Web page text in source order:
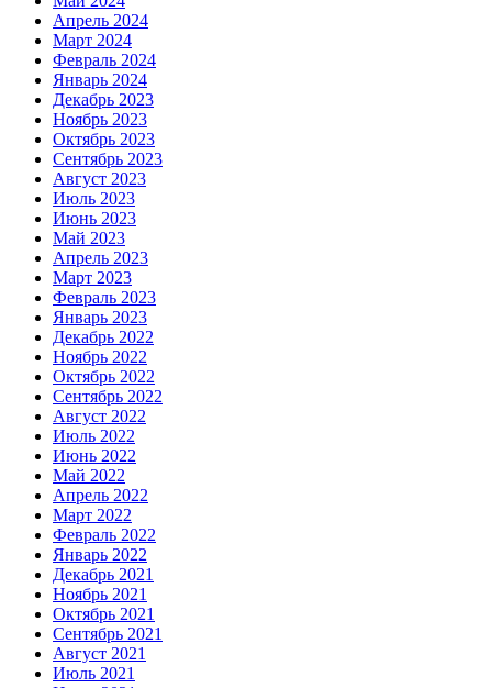
Апрель 2024
Март 2024
Февраль 2024
Январь 2024
Декабрь 2023
Ноябрь 2023
Октябрь 2023
Сентябрь 2023
Август 2023
Июль 2023
Июнь 2023
Май 2023
Апрель 2023
Март 2023
Февраль 2023
Январь 2023
Декабрь 2022
Ноябрь 2022
Октябрь 2022
Сентябрь 2022
Август 2022
Июль 2022
Июнь 2022
Май 2022
Апрель 2022
Март 2022
Февраль 2022
Январь 2022
Декабрь 2021
Ноябрь 2021
Октябрь 2021
Сентябрь 2021
Август 2021
Июль 2021